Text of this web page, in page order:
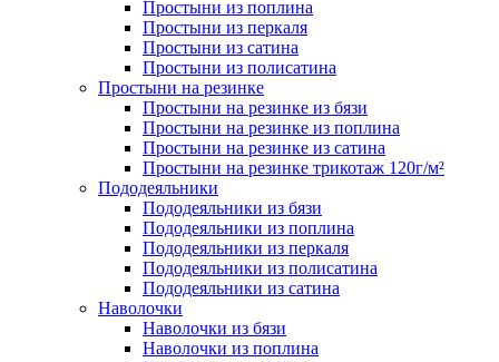
Простыни из поплина
Простыни из перкаля
Простыни из сатина
Простыни из полисатина
Простыни на резинке
Простыни на резинке из бязи
Простыни на резинке из поплина
Простыни на резинке из сатина
Простыни на резинке трикотаж 120г/м²
Пододеяльники
Пододеяльники из бязи
Пододеяльники из поплина
Пододеяльники из перкаля
Пододеяльники из полисатина
Пододеяльники из сатина
Наволочки
Наволочки из бязи
Наволочки из поплина